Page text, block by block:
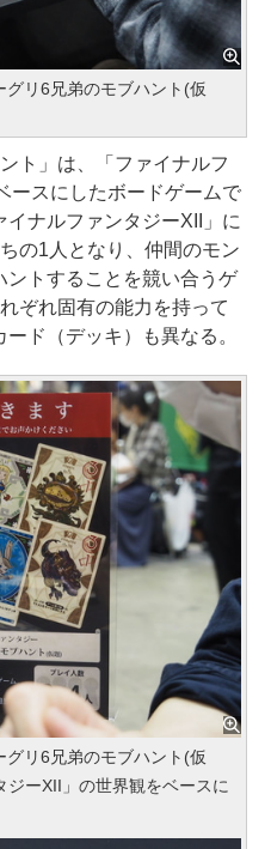
グリ6兄弟のモブハント(仮
ト」は、「ファイナルフ
ースにしたボードゲームで
ナルファンタジーXII」に
の1人となり、仲間のモン
ントすることを競い合うゲ
ぞれ固有の能力を持って
ド（デッキ）も異なる。
グリ6兄弟のモブハント(仮
ーXII」の世界観をベースに